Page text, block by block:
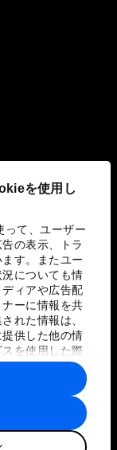
を使用し
って、ユーザー
の表示、トラ
す。またユー
についても情
ィアや広告配
ーに情報を共
れた情報は、
供した他の情
を使用した際
され、各パー
とがありま
規約